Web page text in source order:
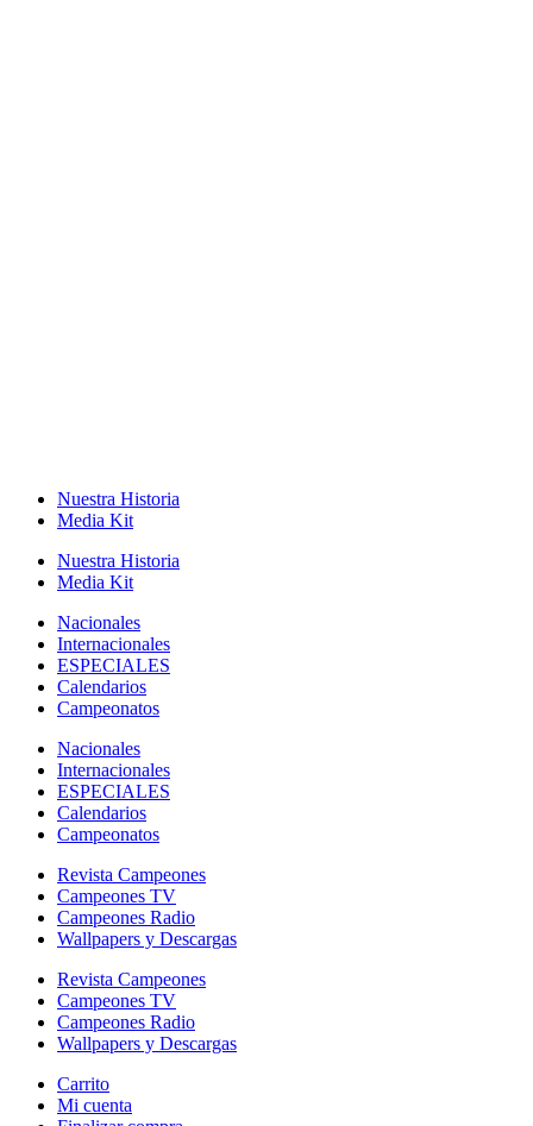
Nuestra Historia
Media Kit
Nuestra Historia
Media Kit
Nacionales
Internacionales
ESPECIALES
Calendarios
Campeonatos
Nacionales
Internacionales
ESPECIALES
Calendarios
Campeonatos
Revista Campeones
Campeones TV
Campeones Radio
Wallpapers y Descargas
Revista Campeones
Campeones TV
Campeones Radio
Wallpapers y Descargas
Carrito
Mi cuenta